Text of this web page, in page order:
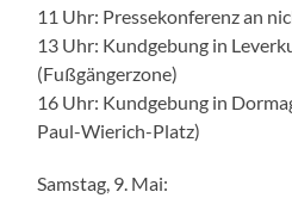
11 Uhr: Pressekonferenz an
13 Uhr: Kundgebung in
(Fußgängerzone)
16 Uhr: Kundgebung in
Paul-Wierich-Platz)
Samstag, 9. Mai: